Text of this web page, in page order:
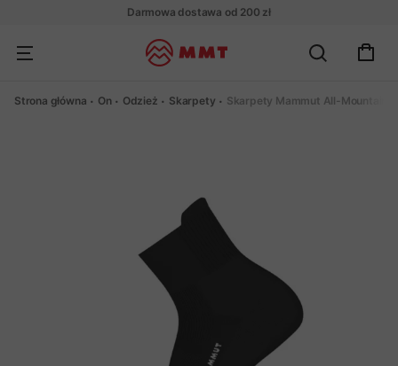
Darmowa dostawa od 200 zł
Strona główna On Odzież Skarpety Skarpety Mammut All-Mountain